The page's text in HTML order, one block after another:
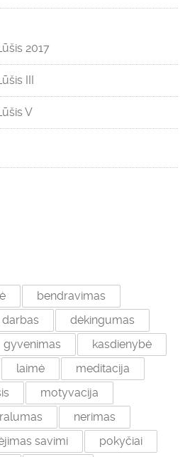
2017
III
V
bendravimas
darbas
dėkingumas
gyvenimas
kasdienybė
laimė
meditacija
motyvacija
nerimas
savimi
pokyčiai